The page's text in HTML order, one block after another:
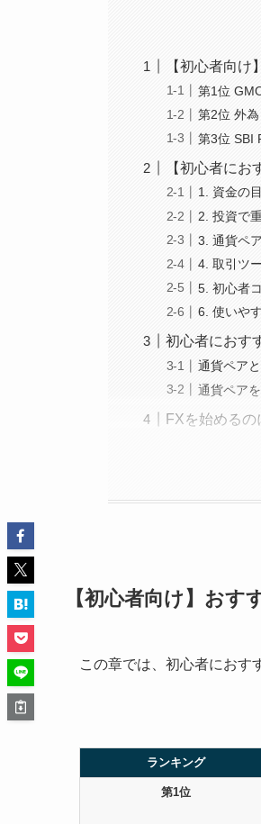
【初心者向
第1位
第2位 外
第3位 SBI
【初心者に
1. 資金の
2. 投資で
3. 通貨ペ
4. 取引ツ
5. 初心者
6. 使いや
初心者におす
通貨ペア
通貨ペア
FXを始める
【初心者向け】おす
この章では、初心者におす
ランキング
第1位